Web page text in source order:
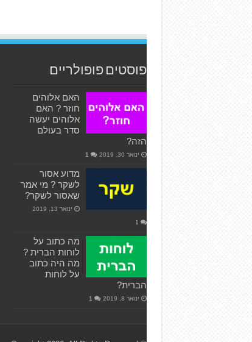
פוסטים פופולריים
האם אלוהים
חוזר ? האם
אלוהים יעשה
סדר בעולם
הזה?
ינואר 30, 2019 1
מדוע אסור
לשקר ? מי אמר
שאסור לשקר?
ינואר 13, 2019
1
מה כתוב על
לוחות הברית ?
מה היה כתוב
על לוחות
הברית?
ינואר 8, 2019 1